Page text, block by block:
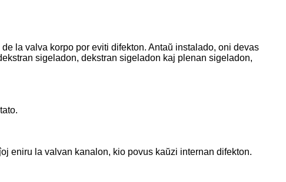
la valva korpo por eviti difekton. Antaŭ instalado, oni devas
sigeladon, dekstran sigeladon kaj plenan sigeladon,
eniru la valvan kanalon, kio povus kaŭzi internan difekton.